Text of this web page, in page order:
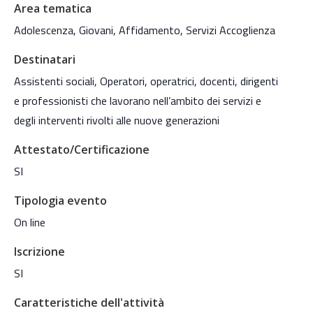
Area tematica
Adolescenza, Giovani, Affidamento, Servizi Accoglienza
Destinatari
Assistenti sociali, Operatori, operatrici, docenti, dirigenti
e professionisti che lavorano nell’ambito dei servizi e
degli interventi rivolti alle nuove generazioni
Attestato/Certificazione
SI
Tipologia evento
On line
Iscrizione
SI
Caratteristiche dell'attività